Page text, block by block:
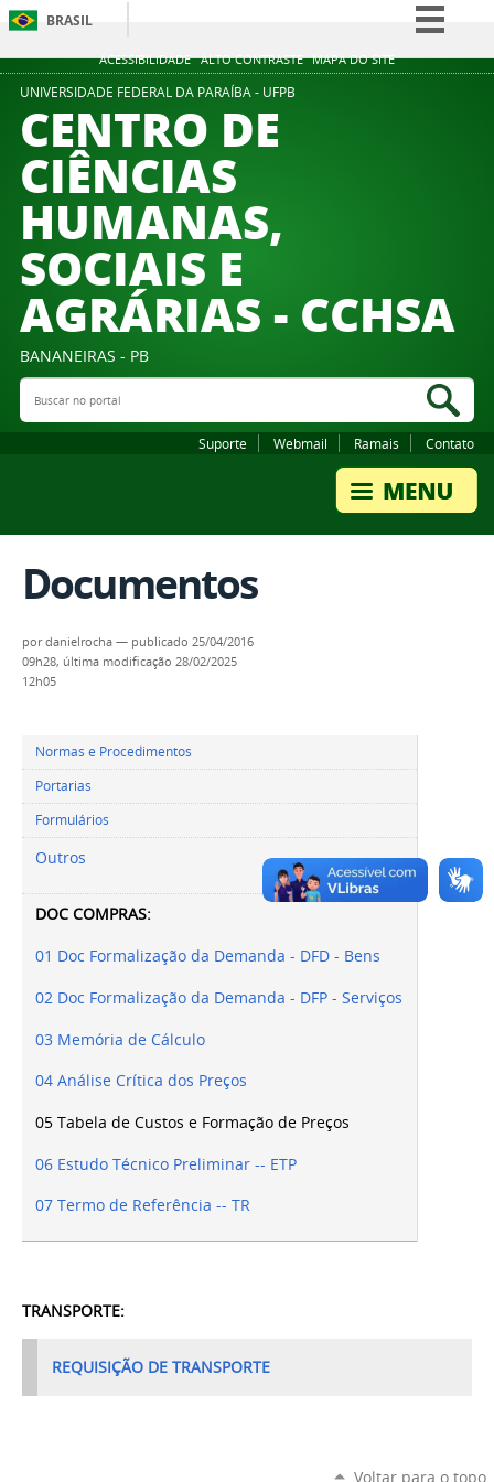
ACESSIBILIDADE ALTO CONTRASTE MAPA DO SITE
BRASIL
Simplifique!
UNIVERSIDADE FEDERAL DA PARAÍBA - UFPB
CENTRO DE
CIÊNCIAS
HUMANAS,
SOCIAIS E
AGRÁRIAS - CCHSA
BANANEIRAS - PB
Buscar no portal
Suporte Webmail Ramais Contato
Documentos
pordanielrocha — publicado 25/04/2016
09h28, última modificação 28/02/2025
12h05
Normas e Procedimentos
Portarias
Formulários
Outros
DOC COMPRAS:
01 Doc Formalização da Demanda - DFD - Bens
02 Doc Formalização da Demanda - DFP - Serviços
03 Memória de Cálculo
04 Análise Crítica dos Preços
05 Tabela de Custos e Formação de Preços
06 Estudo Técnico Preliminar -- ETP
07 Termo de Referência -- TR
TRANSPORTE:
REQUISIÇÃO DE TRANSPORTE
Voltar para o topo